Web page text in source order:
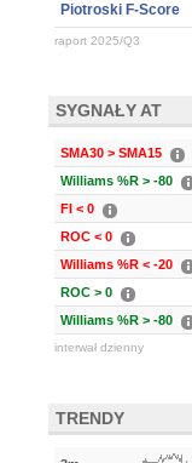
Piotroski F-Score
raport 2025/Q3
SYGNAŁY AT
SMA30 > SMA15
Williams %R > -80
FI < 0
ROC < 0
Williams %R < -20
ROC > 0
Williams %R > -80
interwał dzienny
TRENDY